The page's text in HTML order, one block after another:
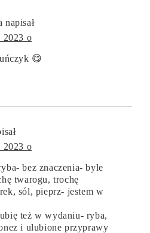
napisał
2023 o
😋
2023 o
bez znaczenia- byle
twarogu, trochę
sól, pieprz- jestem w
też w wydaniu- ryba,
i ulubione przyprawy